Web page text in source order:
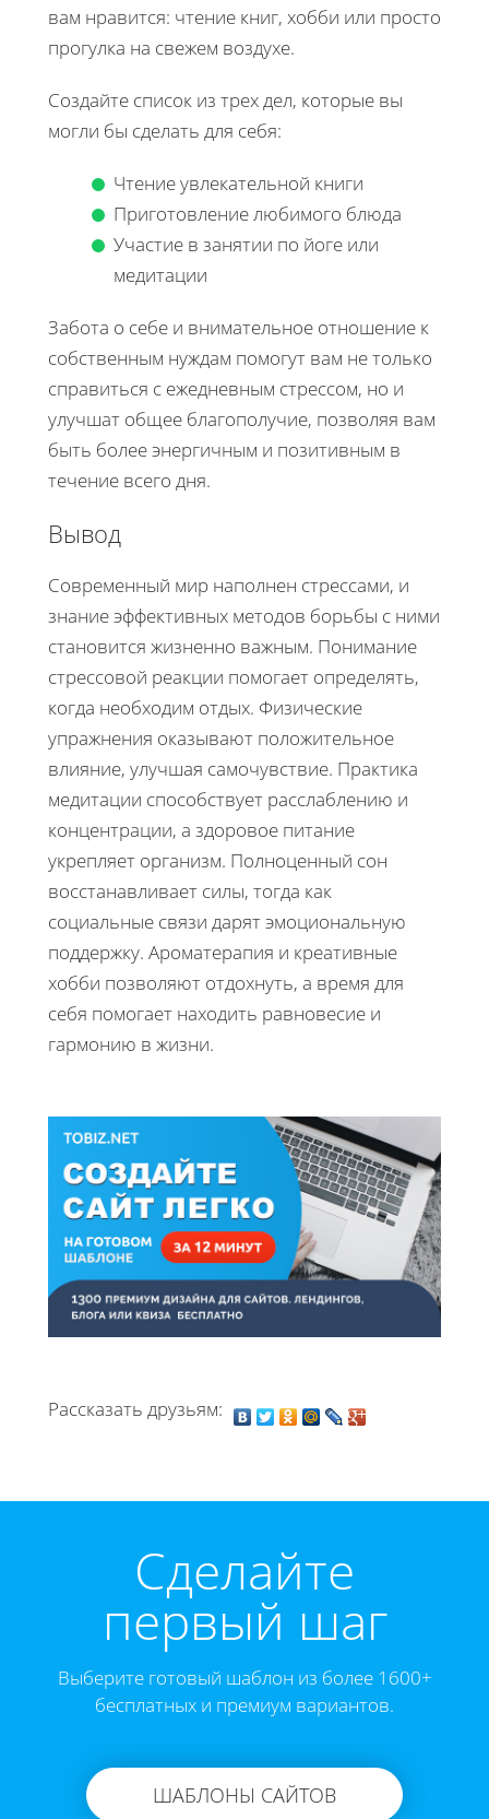
вам нравится: чтение книг, хобби или просто
прогулка на свежем воздухе.
Создайте список из трех дел, которые вы
могли бы сделать для себя:
Чтение увлекательной книги
Приготовление любимого блюда
Участие в занятии по йоге или
медитации
Забота о себе и внимательное отношение к
собственным нуждам помогут вам не только
справиться с ежедневным стрессом, но и
улучшат общее благополучие, позволяя вам
быть более энергичным и позитивным в
течение всего дня.
Вывод
Современный мир наполнен стрессами, и
знание эффективных методов борьбы с ними
становится жизненно важным. Понимание
стрессовой реакции помогает определять,
когда необходим отдых. Физические
упражнения оказывают положительное
влияние, улучшая самочувствие. Практика
медитации способствует расслаблению и
концентрации, а здоровое питание
укрепляет организм. Полноценный сон
восстанавливает силы, тогда как
социальные связи дарят эмоциональную
поддержку. Ароматерапия и креативные
хобби позволяют отдохнуть, а время для
себя помогает находить равновесие и
гармонию в жизни.
Рассказать друзьям:
Cделайте
первый шаг
Выберите готовый шаблон из более 1600+
бесплатных и премиум вариантов.
ШАБЛОНЫ САЙТОВ